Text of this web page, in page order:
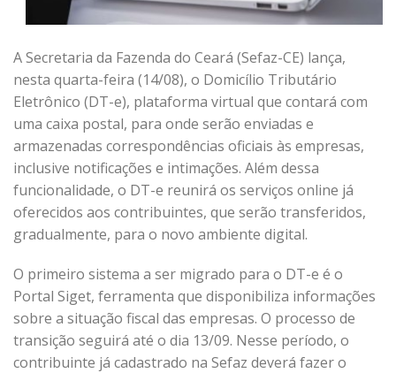
A Secretaria da Fazenda do Ceará (Sefaz-CE) lança,
nesta quarta-feira (14/08), o Domicílio Tributário
Eletrônico (DT-e), plataforma virtual que contará com
uma caixa postal, para onde serão enviadas e
armazenadas correspondências oficiais às empresas,
inclusive notificações e intimações. Além dessa
funcionalidade, o DT-e reunirá os serviços online já
oferecidos aos contribuintes, que serão transferidos,
gradualmente, para o novo ambiente digital.
O primeiro sistema a ser migrado para o DT-e é o
Portal Siget, ferramenta que disponibiliza informações
sobre a situação fiscal das empresas. O processo de
transição seguirá até o dia 13/09. Nesse período, o
contribuinte já cadastrado na Sefaz deverá fazer o